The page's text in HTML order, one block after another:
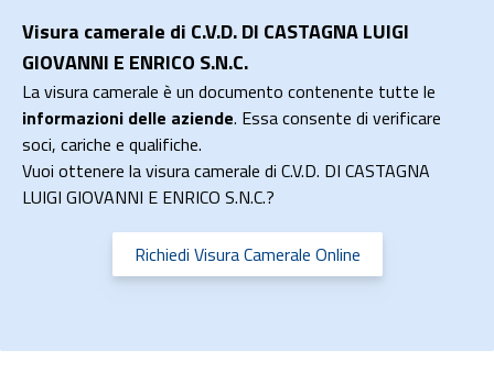
Visura camerale di C.V.D. DI CASTAGNA LUIGI
GIOVANNI E ENRICO S.N.C.
La visura camerale è un documento contenente tutte le
informazioni delle aziende. Essa consente di verificare
soci, cariche e qualifiche.
Vuoi ottenere la visura camerale di C.V.D. DI CASTAGNA
LUIGI GIOVANNI E ENRICO S.N.C.?
Richiedi Visura Camerale Online